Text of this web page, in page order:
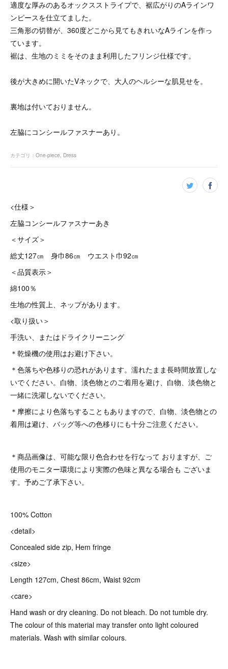
適度な厚みのあるオックスストライプで、裾広がりのAラインワ
ンピースを仕立てました。
三角形の切替が、360度どこから見てもきれいなAラインを作っ
ています。
裾は、生地のミミをそのまま利用したフリンジ仕様です。
後が大きめに開いたVネックで、大人のヘルシーな肌見せを。
裏地は付いておりません。
左脇にコンシールファスナーあり。
カテゴリ ： One-piece Dress
<仕様＞
左脇コンシールファスナーあき
＜サイズ＞
総丈127㎝ 身巾86㎝ ウエスト巾92㎝
＜品質表示＞
綿100％
生地の性質上、ネップがあります。
<取り扱い＞
手洗い、またはドライクリーニング
＊乾燥機の使用はお避け下さい。
＊色落ちや色移りの恐れがあります。濡れたまま長時間放置しな
いでください。白物、淡色物とのご着用を避け、白物、淡色物と
一緒に洗濯しないでください。
＊摩擦により色落ちすることもありますので、白物、淡色物との
着用は避け、バッグ等への色移りにも十分ご注意ください。
＊商品画像は、可能な限り色合わせを行なって おりますが、ご
使用のモニター環境により実際の色味と異なる場合も ございま
す。予めご了承下さい。
100% Cotton
<detail>
Concealed side zip, Hem fringe
<size>
Length 127cm, Chest 86cm, Waist 92cm
<care>
Hand wash or dry cleaning. Do not bleach. Do not tumble dry.
The colour of this material may transfer onto light coloured
materials. Wash with similar colours.